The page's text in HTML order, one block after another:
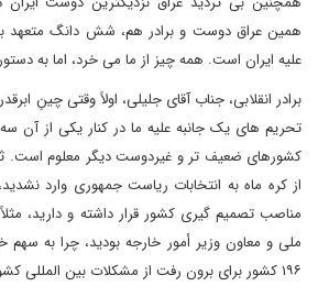
همین عراق دوست و برادر هم، شش دانگ متعهد
علیه ایران است. همه چیز از ما می خرد، اما به
برادر انقلابی، جناب آقای جلیلی، اولاً وقتی چینِ
تحریم های یک جانبه علیه ما در کنار یکی از آن
کشورهای ضعیف تر و غیردوست دیگر معلوم است.
از کره ماه به انتخابات ریاست جمهوری وارد
مناصب تصمیم گیری کشور قرار داشته و دارید،
ملی و معاون وزیر أمور خارجه بودید، چرا به
۱۹۶ کشور برای برون رفت از مشکلات بین المللی کشور استفاده نکردید؟!